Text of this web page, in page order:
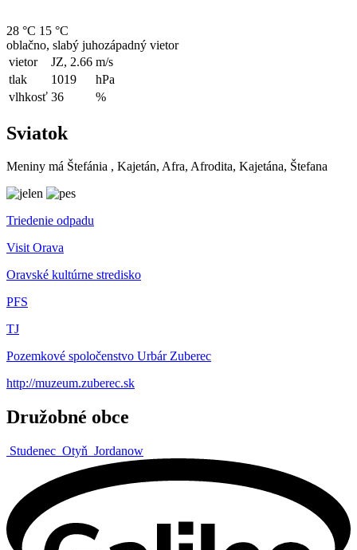
28 °C 15 °C
oblačno, slabý juhozápadný vietor
vietor
JZ, 2.66 m/s
tlak
1019
hPa
vlhkosť 36 %
Sviatok
Meniny má Štefánia , Kajetán, Afra, Afrodita, Kajetána, Štefana
Triedenie odpadu
Visit Orava
Oravské kultúrne stredisko
PFS
TJ
Pozemkové spoločenstvo Urbár Zuberec
http://muzeum.zuberec.sk
Družobné obce
Studenec Otyň Jordanow